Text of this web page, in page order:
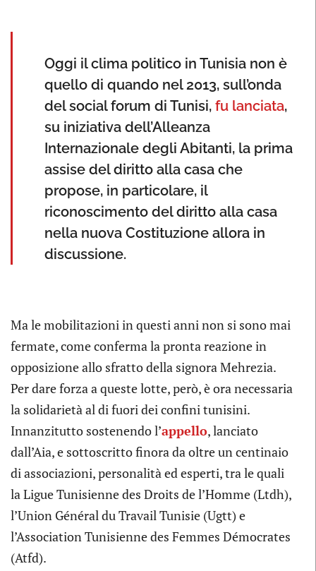
Oggi il clima politico in Tunisia non è
quello di quando nel 2013, sull’onda
del social forum di Tunisi, fu lanciata,
su iniziativa dell’Alleanza
Internazionale degli Abitanti, la prima
assise del diritto alla casa che
propose, in particolare, il
riconoscimento del diritto alla casa
nella nuova Costituzione allora in
discussione.
Ma le mobilitazioni in questi anni non si sono mai
fermate, come conferma la pronta reazione in
opposizione allo sfratto della signora Mehrezia.
Per dare forza a queste lotte, però, è ora necessaria
la solidarietà al di fuori dei confini tunisini.
Innanzitutto sostenendo l’appello, lanciato
dall’Aia, e sottoscritto finora da oltre un centinaio
di associazioni, personalità ed esperti, tra le quali
la Ligue Tunisienne des Droits de l’Homme (Ltdh),
l’Union Général du Travail Tunisie (Ugtt) e
l’Association Tunisienne des Femmes Démocrates
(Atfd).